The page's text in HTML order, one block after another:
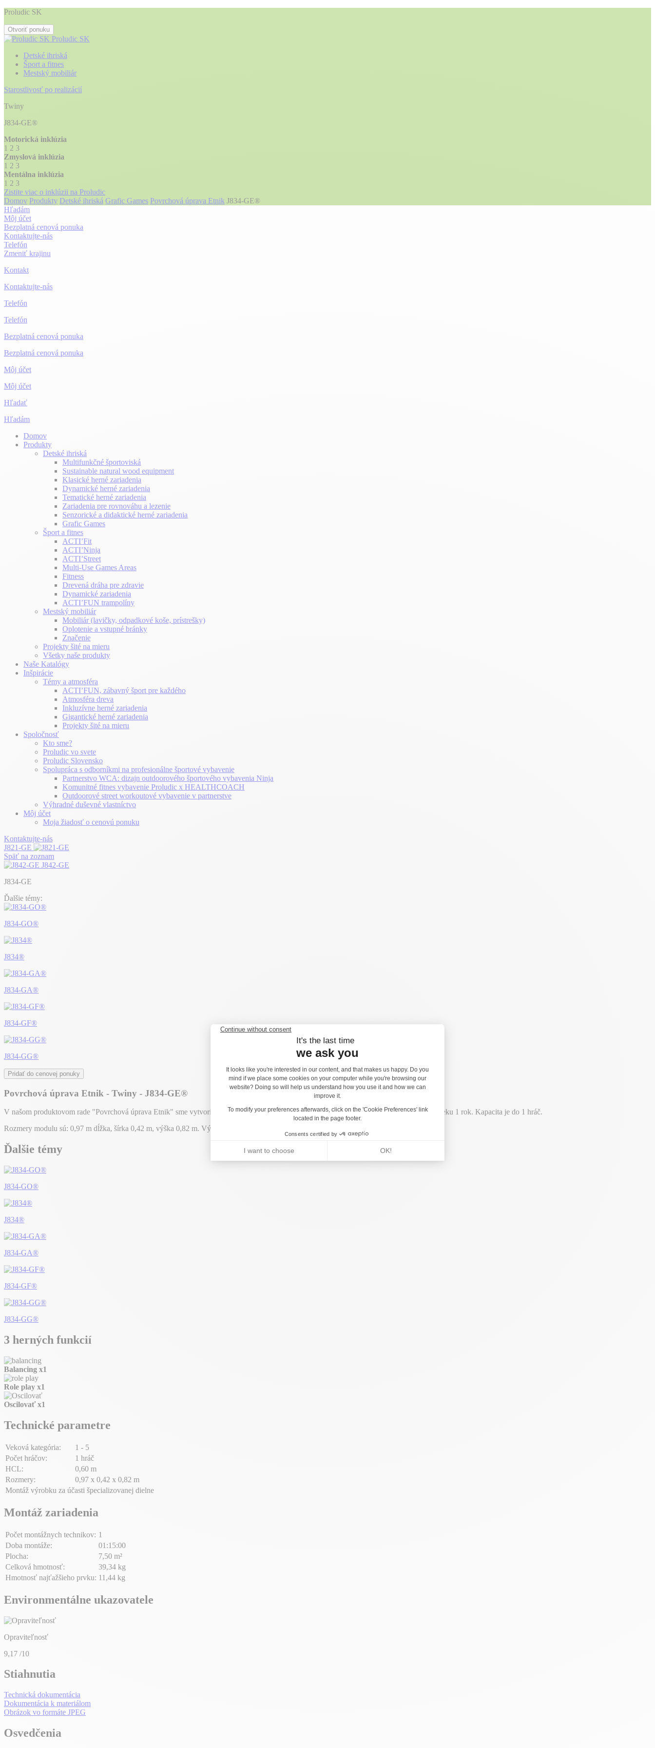
Proludic SK
Otvoriť ponuku
Proludic SK
Detské ihriská
Šport a fitnes
Mestský mobiliár
Starostlivosť po realizácií
Twiny
J834-GE®
Motorická inklúzia
1 2 3
Zmyslová inklúzia
1 2 3
Mentálna inklúzia
1 2 3
Zistite viac o inklúzii na Proludic
Domov Produkty Detské ihriská Grafic Games Povrchová úprava Etnik J834-GE®
Hľadám
Môj účet
Bezplatná cenová ponuka
Kontaktujte-nás
Telefón
Zmeniť krajinu
Kontakt
Kontaktujte-nás
Telefón
Telefón
Bezplatná cenová ponuka
Bezplatná cenová ponuka
Môj účet
Môj účet
Hľadať
Hľadám
Domov
Produkty
Detské ihriská
Multifunkčné športoviská
Sustainable natural wood equipment
Klasické herné zariadenia
Dynamické herné zariadenia
Tematické herné zariadenia
Zariadenia pre rovnováhu a lezenie
Senzorické a didaktické herné zariadenia
Grafic Games
Šport a fitnes
ACTI’Fit
ACTI’Ninja
ACTI’Street
Multi-Use Games Areas
Fitness
Drevená dráha pre zdravie
Dynamické zariadenia
ACTI’FUN trampolíny
Mestský mobiliár
Mobiliár (lavičky, odpadkové koše, prístrešky)
Oplotenie a vstupné bránky
Značenie
Projekty šité na mieru
Všetky naše produkty
Naše Katalógy
Inšpirácie
Témy a atmosféra
ACTI’FUN, zábavný šport pre každého
Atmosféra dreva
Inkluzívne herné zariadenia
Gigantické herné zariadenia
Projekty šité na mieru
Spoločnosť
Kto sme?
Proludic vo svete
Proludic Slovensko
Spolupráca s odborníkmi na profesionálne športové vybavenie
Partnerstvo WCA: dizajn outdoorového športového vybavenia Ninja
Komunitné fitnes vybavenie Proludic x HEALTHCOACH
Outdoorové street workoutové vybavenie v partnerstve
Výhradné duševné vlastníctvo
Môj účet
Moja žiadosť o cenovú ponuku
Kontaktujte-nás
J821-GE
Späť na zoznam
J842-GE
J834-GE
Ďalšie témy:
J834-GO®
J834®
J834-GA®
J834-GF®
J834-GG®
Pridať do cenovej ponuky
Povrchová úprava Etnik - Twiny - J834-GE®
V našom produktovom rade "Povrchová úprava Etnik" sme vytvorili produkt s katalógovým číslom J834-GE®. Tento modul je prístupný od veku 1 rok. Kapacita je do 1 hráč.
Rozmery modulu sú: 0,97 m dĺžka, šírka 0,42 m, výška 0,82 m. Výška voľného pádu (HCL) je 0,60 metrov.
Ďalšie témy
J834-GO®
J834®
J834-GA®
J834-GF®
J834-GG®
3 herných funkcií
Balancing x1
Role play x1
Oscilovať x1
Technické parametre
Veková kategória:
1 - 5
Počet hráčov:
1 hráč
HCL:
0,60 m
Rozmery:
0,97 x 0,42 x 0,82 m
Montáž výrobku za účasti špecializovanej dielne
Montáž zariadenia
Počet montážnych technikov: 1
Doba montáže:
01:15:00
Plocha:
7,50 m²
Celková hmotnosť:
39,34 kg
Hmotnosť najťažšieho prvku: 11,44 kg
Environmentálne ukazovatele
Opraviteľnosť
9,17 /10
Stiahnutia
Technická dokumentácia
Dokumentácia k materiálom
Obrázok vo formáte JPEG
Osvedčenia